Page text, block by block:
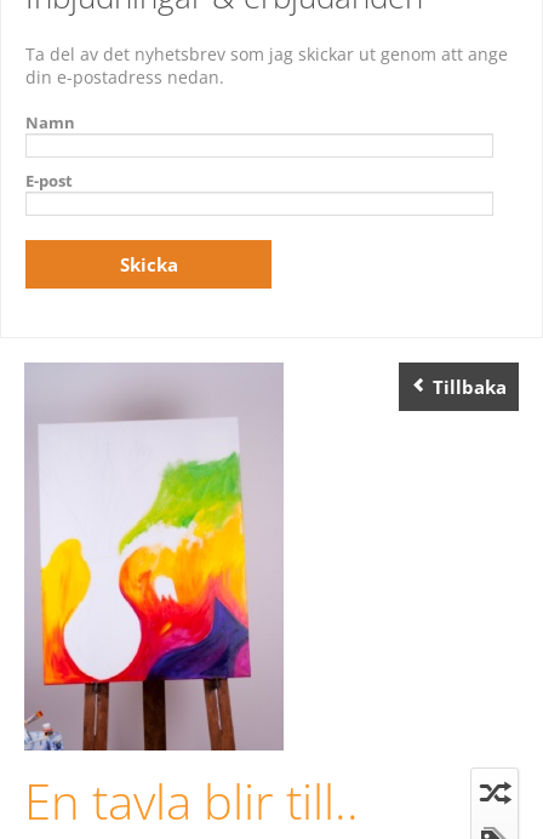
Ta del av det nyhetsbrev som jag skickar ut genom att ange
din e-postadress nedan.
Namn
E-post
Tillbaka
En tavla blir till..